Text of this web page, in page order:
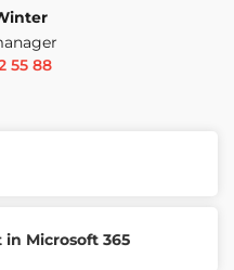
55 88
Microsoft 365